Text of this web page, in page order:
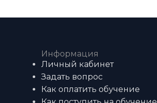
Информация
Личный кабинет
Задать вопрос
Как оплатить обучение